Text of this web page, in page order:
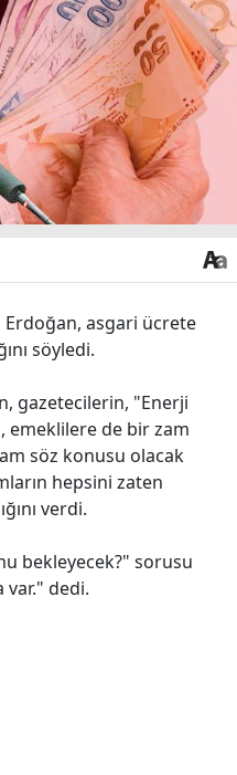
Erdoğan, asgari ücrete
söyledi.
gazetecilerin, "Enerji
emeklilere de bir zam
söz konusu olacak
hepsini zaten
verdi.
bekleyecek?" sorusu
var." dedi.